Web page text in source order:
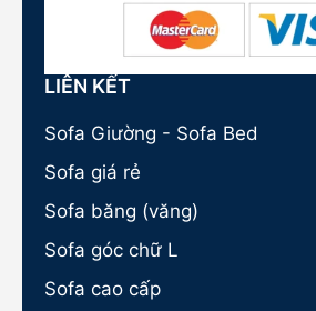
LIÊN KẾT
Sofa Giường - Sofa Bed
Sofa giá rẻ
Sofa băng (văng)
Sofa góc chữ L
Sofa cao cấp